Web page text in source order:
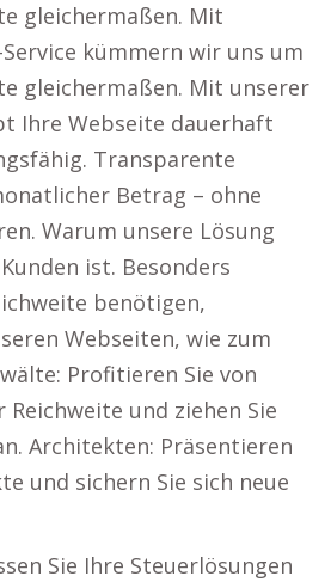
gleichermaßen. Mit
kümmern wir uns um
gleichermaßen. Mit unserer
Ihre Webseite dauerhaft
Transparente
Betrag – ohne
Warum unsere Lösung
ist. Besonders
benötigen,
Webseiten, wie zum
Profitieren Sie von
und ziehen Sie
Architekten: Präsentieren
und sichern Sie sich neue
Sie Ihre Steuerlösungen